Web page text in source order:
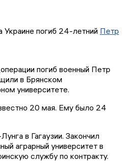
Украине погиб 24-летний Петр
погиб военный Петр
в Брянском
университете.
20 мая. Ему было 24
в Гагаузии. Закончил
аграрный университет в
службу по контракту.